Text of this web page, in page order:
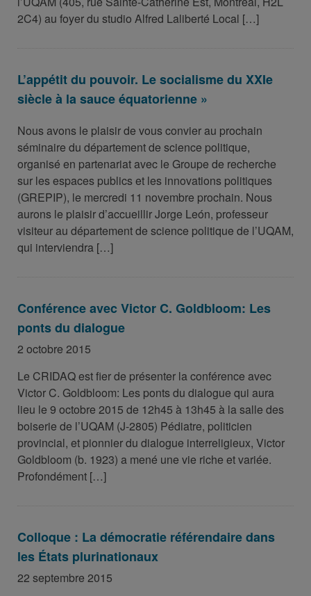
2C4) au foyer du studio Alfred Laliberté Local […]
L’appétit du pouvoir. Le socialisme du XXIe
siècle à la sauce équatorienne »
Nous avons le plaisir de vous convier au prochain
séminaire du département de science politique,
organisé en partenariat avec le Groupe de recherche
sur les espaces publics et les innovations politiques
(GREPIP), le mercredi 11 novembre prochain. Nous
aurons le plaisir d’accueillir Jorge León, professeur
visiteur au département de science politique de l’UQAM,
qui interviendra […]
Conférence avec Victor C. Goldbloom: Les
ponts du dialogue
2 octobre 2015
Le CRIDAQ est fier de présenter la conférence avec
Victor C. Goldbloom: Les ponts du dialogue qui aura
lieu le 9 octobre 2015 de 12h45 à 13h45 à la salle des
boiserie de l’UQAM (J-2805) Pédiatre, politicien
provincial, et pionnier du dialogue interreligieux, Victor
Goldbloom (b. 1923) a mené une vie riche et variée.
Profondément […]
Colloque : La démocratie référendaire dans
les États plurinationaux
22 septembre 2015